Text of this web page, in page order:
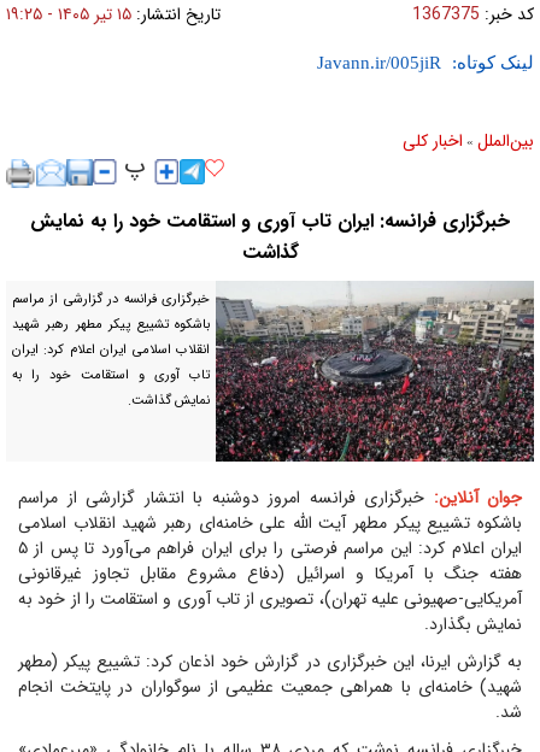
کد خبر: 1367375 تاریخ انتشار: ۱۵ تير ۱۴۰۵ - ۱۹:۲۵
لینک کوتاه:
بين‌الملل » اخبار كلی
خبرگزاری فرانسه: ایران تاب آوری و استقامت خود را به نمایش
گذاشت
خبرگزاری فرانسه در گزارشی از مراسم
باشکوه تشییع پیکر مطهر رهبر شهید
انقلاب اسلامی ایران اعلام کرد: ایران
تاب آوری و استقامت خود را به
نمایش گذاشت.
جوان آنلاین: خبرگزاری فرانسه امروز دوشنبه با انتشار گزارشی از مراسم
باشکوه تشییع پیکر مطهر آیت الله علی خامنه‌ای رهبر شهید انقلاب اسلامی
ایران اعلام کرد: این مراسم فرصتی را برای ایران فراهم می‌آورد تا پس از ۵
هفته جنگ با آمریکا و اسرائیل (دفاع مشروع مقابل تجاوز غیرقانونی
آمریکایی-صهیونی علیه تهران)، تصویری از تاب آوری و استقامت را از خود به
نمایش بگذارد.
به گزارش ایرنا، این خبرگزاری در گزارش خود اذعان کرد: تشییع پیکر (مطهر
شهید) خامنه‌ای با همراهی جمعیت عظیمی از سوگواران در پایتخت انجام
شد.